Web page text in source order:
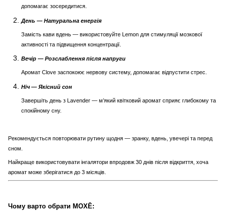
допомагає зосередитися.
День — Натуральна енергія
Замість кави вдень — використовуйте Lemon для стимуляції мозкової
активності та підвищення концентрації.
Вечір — Розслаблення після напруги
Аромат Clove заспокоює нервову систему, допомагає відпустити стрес.
Ніч — Якісний сон
Завершіть день з Lavender — м’який квітковий аромат сприяє глибокому та
спокійному сну.
Рекомендується повторювати рутину щодня — зранку, вдень, увечері та перед
сном.
Найкраще використовувати інгалятори впродовж 30 днів після відкриття, хоча
аромат може зберігатися до 3 місяців.
Чому варто обрати MOXĒ: